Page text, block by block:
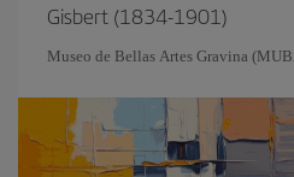
Gisbert (1834-1901)
Museo de Bellas Artes Gravina